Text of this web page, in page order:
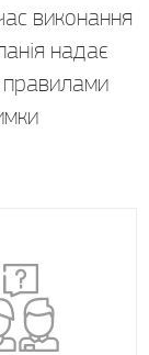
виконання
надає
правилами